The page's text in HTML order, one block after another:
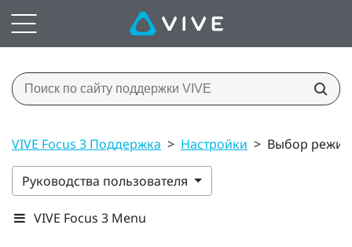
VIVE Focus 3 Поддержка > Настройки > Выбор
Руководства пользователя
VIVE Focus 3 Menu